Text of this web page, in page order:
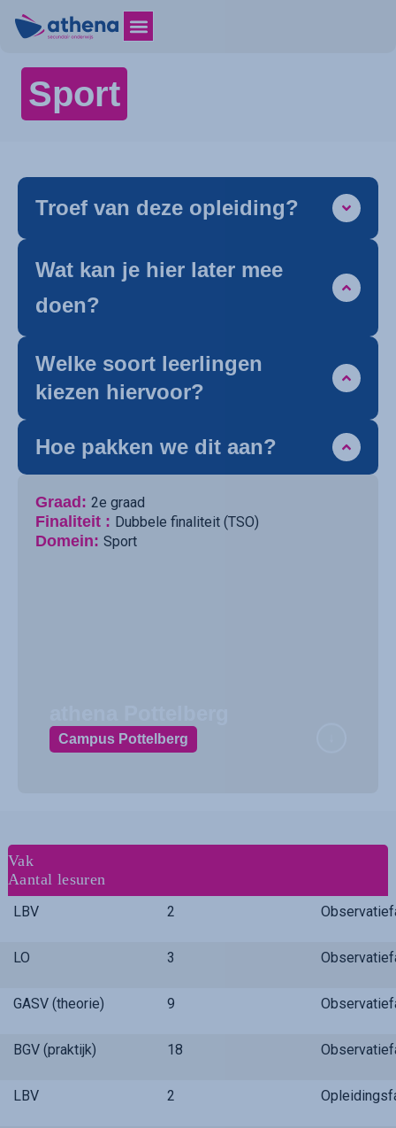
Sport
Troef van deze opleiding?
Wat kan je hier later mee
doen?
Welke soort leerlingen
kiezen hiervoor?
Hoe pakken we dit aan?
Graad: 2e graad
Finaliteit : Dubbele finaliteit (TSO)
Domein: Sport
Campus Pottelberg
Vak
Aantal lesuren
LBV 2
LO 3
GASV (theorie) 9
BGV (praktijk) 18
LBV 2